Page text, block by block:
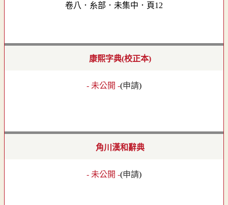
卷八．糸部．未集中．頁12
康熙字典(校正本)
- 未公開 -(申請)
角川漢和辭典
- 未公開 -(申請)